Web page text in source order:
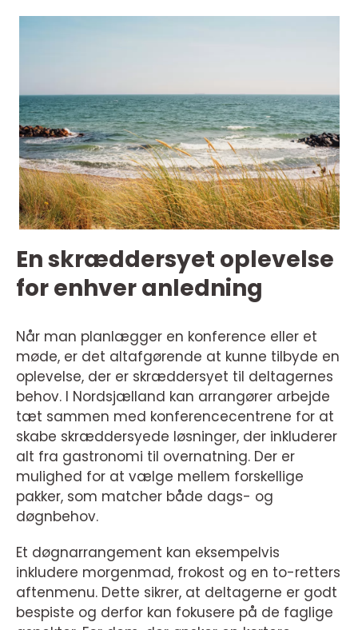
En skræddersyet oplevelse
for enhver anledning
Når man planlægger en konference eller et
møde, er det altafgørende at kunne tilbyde en
oplevelse, der er skræddersyet til deltagernes
behov. I Nordsjælland kan arrangører arbejde
tæt sammen med konferencecentrene for at
skabe skræddersyede løsninger, der inkluderer
alt fra gastronomi til overnatning. Der er
mulighed for at vælge mellem forskellige
pakker, som matcher både dags- og
døgnbehov.
Et døgnarrangement kan eksempelvis
inkludere morgenmad, frokost og en to-retters
aftenmenu. Dette sikrer, at deltagerne er godt
bespiste og derfor kan fokusere på de faglige